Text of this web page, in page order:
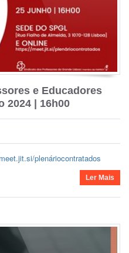
e Educadores
2024 | 16h00
plenáriocontratados
Ler Mais